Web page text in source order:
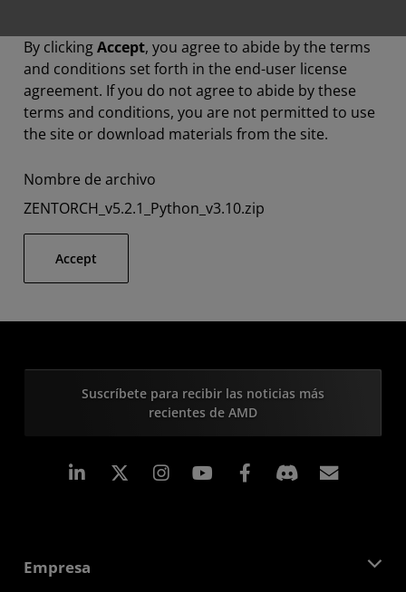
By clickingAccept, you agree to abide by the terms
and conditions set forth in the end-user license
agreement. If you do not agree to abide by these
terms and conditions, you are not permitted to use
the site or download materials from the site.
Nombre de archivo
ZENTORCH_v5.2.1_Python_v3.10.zip
Accept
Suscríbete para recibir las noticias más
recientes de AMD
LinkedIn Instagram Facebook
Empresa